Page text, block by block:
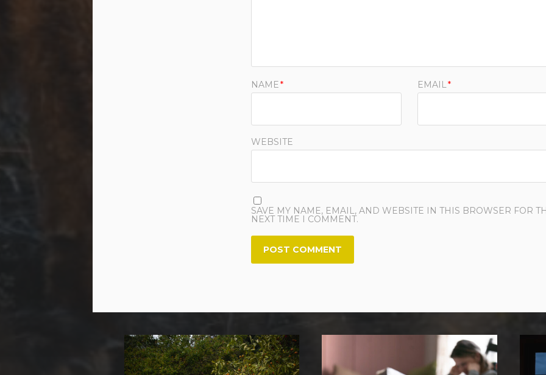
NAME* EMAIL*
WEBSITE
SAVE MY NAME, EMAIL, AND WEBSITE IN THIS BROWSER FOR
NEXT TIME I COMMENT.